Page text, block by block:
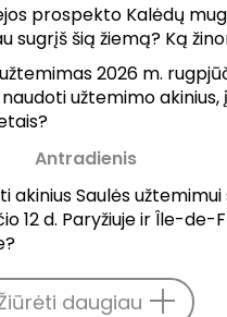
prospekto Kalėdų
sugrįš šią žiemą? Ką
2026 m.
užtemimo akinius,
Antradienis
akinius Saulės
12 d. Paryžiuje ir Île-de-
daugiau